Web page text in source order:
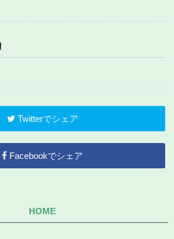
Twitterでシェア
Facebookでシェア
HOME